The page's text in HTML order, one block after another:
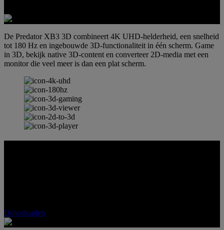
De Predator XB3 3D combineert 4K UHD-helderheid, een snelheid
tot 180 Hz en ingebouwde 3D-functionaliteit in één scherm. Game
in 3D, bekijk native 3D-content en converteer 2D-media met een
monitor die veel meer is dan een plat scherm.
Downloaden